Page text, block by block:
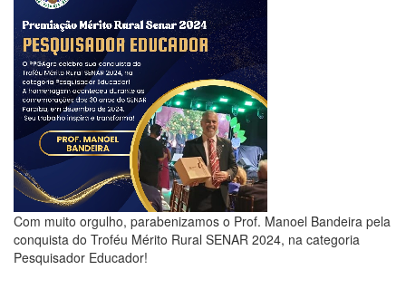
Com muito orgulho, parabenizamos o Prof. Manoel Bandeira pela
conquista do Troféu Mérito Rural SENAR 2024, na categoria
Pesquisador Educador!